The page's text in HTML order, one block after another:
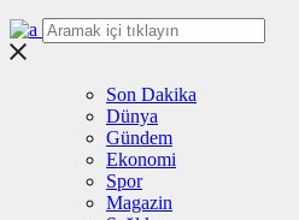
Son Dakika
Dünya
Gündem
Ekonomi
Spor
Magazin